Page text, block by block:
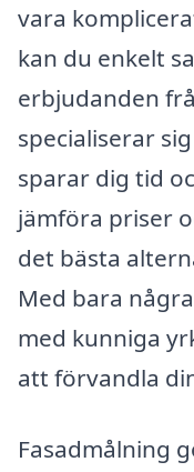
vara
kan du enkelt
erbjudanden
specialiserar
sparar dig tid
jämföra priser
det bästa
Med bara
med kunniga
att förvandla
Fasadmålning